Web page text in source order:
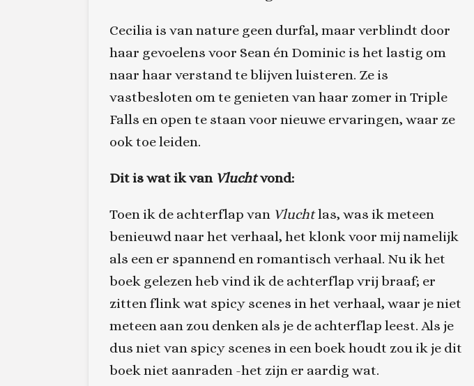
Cecilia is van nature geen durfal, maar verblindt door
haar gevoelens voor Sean én Dominic is het lastig om
naar haar verstand te blijven luisteren. Ze is
vastbesloten om te genieten van haar zomer in Triple
Falls en open te staan voor nieuwe ervaringen, waar ze
ook toe leiden.
Dit is wat ik van Vluchtvond:
Toen ik de achterflap van Vluchtlas, was ik meteen
benieuwd naar het verhaal, het klonk voor mij namelijk
als een er spannend en romantisch verhaal. Nu ik het
boek gelezen heb vind ik de achterflap vrij braaf; er
zitten flink wat spicy scenes in het verhaal, waar je niet
meteen aan zou denken als je de achterflap leest. Als je
dus niet van spicy scenes in een boek houdt zou ik je dit
boek niet aanraden -het zijn er aardig wat.